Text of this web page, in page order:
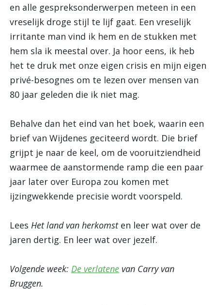
en alle gespreksonderwerpen meteen in een
vreselijk droge stijl te lijf gaat. Een vreselijk
irritante man vind ik hem en de stukken met
hem sla ik meestal over. Ja hoor eens, ik heb
het te druk met onze eigen crisis en mijn eigen
privé-besognes om te lezen over mensen van
80 jaar geleden die ik niet mag.
Behalve dan het eind van het boek, waarin een
brief van Wijdenes geciteerd wordt. Die brief
grijpt je naar de keel, om de vooruitziendheid
waarmee de aanstormende ramp die een paar
jaar later over Europa zou komen met
ijzingwekkende precisie wordt voorspeld.
Lees Het land van herkomsten leer wat over de
jaren dertig. En leer wat over jezelf.
Volgende week: De verlatene van Carry van
Bruggen.